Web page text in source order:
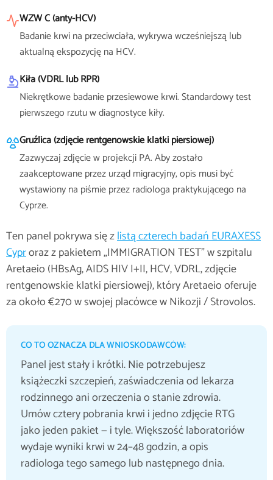
WZW C (anty-HCV)
Badanie krwi na przeciwciała, wykrywa wcześniejszą lub
aktualną ekspozycję na HCV.
Kiła (VDRL lub RPR)
Niekrętkowe badanie przesiewowe krwi. Standardowy test
pierwszego rzutu w diagnostyce kiły.
Gruźlica (zdjęcie rentgenowskie klatki piersiowej)
Zazwyczaj zdjęcie w projekcji PA. Aby zostało
zaakceptowane przez urząd migracyjny, opis musi być
wystawiony na piśmie przez radiologa praktykującego na
Cyprze.
Ten panel pokrywa się zlistą czterech badań EURAXESS
Cyproraz z pakietem „IMMIGRATION TEST” w szpitalu
Aretaeio (HBsAg, AIDS HIV I+II, HCV, VDRL, zdjęcie
rentgenowskie klatki piersiowej), który Aretaeio oferuje
za około €270 w swojej placówce w Nikozji / Strovolos.
CO TO OZNACZA DLA WNIOSKODAWCÓW:
Panel jest stały i krótki. Nie potrzebujesz
książeczki szczepień, zaświadczenia od lekarza
rodzinnego ani orzeczenia o stanie zdrowia.
Umów cztery pobrania krwi i jedno zdjęcie RTG
jako jeden pakiet — i tyle. Większość laboratoriów
wydaje wyniki krwi w 24–48 godzin, a opis
radiologa tego samego lub następnego dnia.